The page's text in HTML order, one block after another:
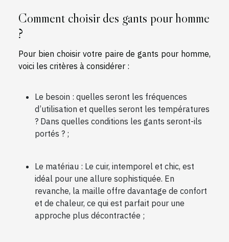
Comment choisir des gants pour homme
?
Pour bien choisir votre paire de gants pour homme,
voici les critères à considérer :
Le besoin : quelles seront les fréquences
d’utilisation et quelles seront les températures
? Dans quelles conditions les gants seront-ils
portés ? ;
Le matériau : Le cuir, intemporel et chic, est
idéal pour une allure sophistiquée. En
revanche, la maille offre davantage de confort
et de chaleur, ce qui est parfait pour une
approche plus décontractée ;